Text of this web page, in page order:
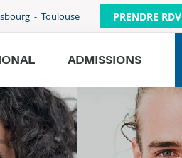
Toulouse PRENDRE RDV
ADMISSIONS